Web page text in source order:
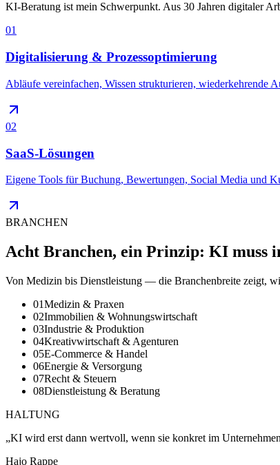
KI-Beratung ist mein Schwerpunkt. Aus 30 Jahren digitaler
01
Digitalisierung & Prozessoptimierung
Abläufe vereinfachen, Wissen strukturieren, wiederkehrende
02
SaaS-Lösungen
Eigene Tools für Buchung, Bewertungen, Social Media und
BRANCHEN
Acht Branchen, ein Prinzip: KI muss
Von Medizin bis Dienstleistung — die Branchenbreite zeigt,
01Medizin & Praxen
02Immobilien & Wohnungswirtschaft
03Industrie & Produktion
04Kreativwirtschaft & Agenturen
05E-Commerce & Handel
06Energie & Versorgung
07Recht & Steuern
08Dienstleistung & Beratung
HALTUNG
„KI wird erst dann wertvoll, wenn sie konkret im
Hajo Rappe